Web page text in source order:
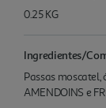
0.25 KG
Ingredientes/
Passas moscatel,
AMENDOINS e